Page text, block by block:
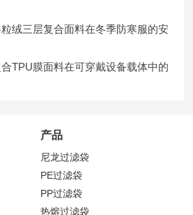
绒三层复合面料在冬季防寒服的安
TPU膜面料在可穿戴设备载体中的
产品
尼龙过滤袋
PE过滤袋
PP过滤袋
热熔过滤袋